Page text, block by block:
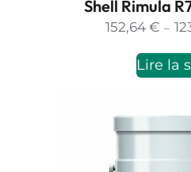
Shell Rimula
152,64 € –
Lire la